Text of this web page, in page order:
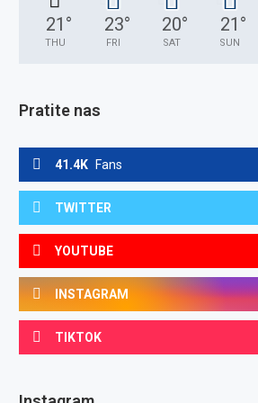
21 °
THU
23°
FRI
20°
SAT
21 °
SUN
Pratite nas
41.4K Fans
TWITTER
YOUTUBE
INSTAGRAM
TIKTOK